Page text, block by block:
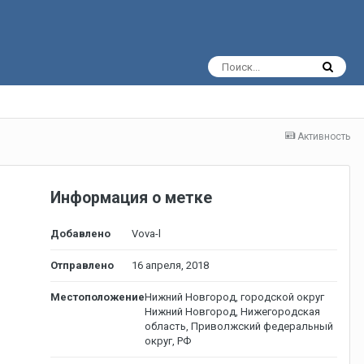
Активность
Информация о метке
Добавлено Vova-l
Отправлено 16 апреля, 2018
МестоположениеНижний Новгород, городской округ
Нижний Новгород, Нижегородская
область, Приволжский федеральный
округ, РФ